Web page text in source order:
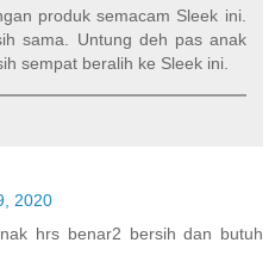
produk semacam Sleek ini.
sama. Untung deh pas anak
sempat beralih ke Sleek ini.
2020
hrs benar2 bersih dan butuh